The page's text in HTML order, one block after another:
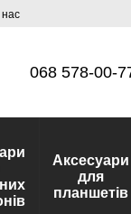
068 578-00-
Аксесуари
для
планшетів